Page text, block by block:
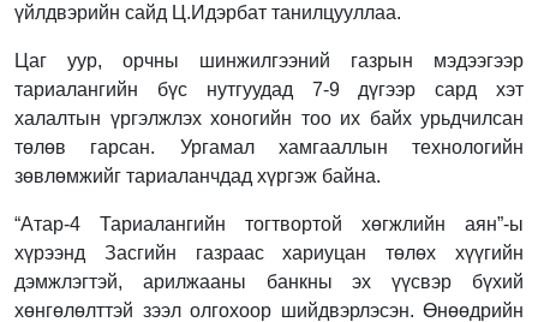
үйлдвэрийн сайд Ц.Идэрбат танилцууллаа.
Цаг уур, орчны шинжилгээний газрын мэдээгээр
тариалангийн бүс нутгуудад 7-9 дүгээр сард хэт
халалтын үргэлжлэх хоногийн тоо их байх урьдчилсан
төлөв гарсан. Ургамал хамгааллын технологийн
зөвлөмжийг тариаланчдад хүргэж байна.
“Атар-4 Тариалангийн тогтвортой хөгжлийн аян”-ы
хүрээнд Засгийн газраас хариуцан төлөх хүүгийн
дэмжлэгтэй, арилжааны банкны эх үүсвэр бүхий
хөнгөлөлттэй зээл олгохоор шийдвэрлэсэн. Өнөөдрийн